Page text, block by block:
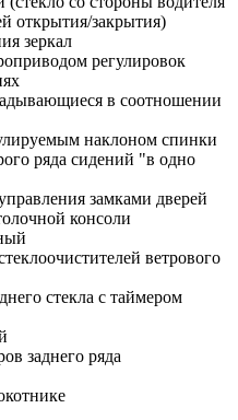
открытия/закрытия)
зеркал
регулировок
в соотношении
наклоном спинки
ряда сидений "в одно
замками дверей
консоли
ветрового
стекла с таймером
заднего ряда